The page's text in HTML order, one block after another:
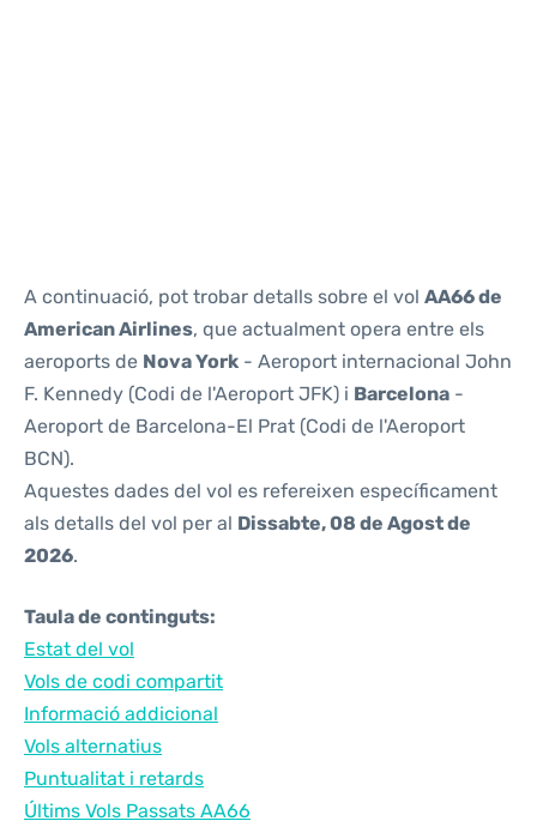
A continuació, pot trobar detalls sobre el vol AA66 de
American Airlines, que actualment opera entre els
aeroports de Nova York - Aeroport internacional John
F. Kennedy (Codi de l'Aeroport JFK) i Barcelona -
Aeroport de Barcelona-El Prat (Codi de l'Aeroport
BCN).
Aquestes dades del vol es refereixen específicament
als detalls del vol per al Dissabte, 08 de Agost de
2026.
Taula de continguts:
Estat del vol
Vols de codi compartit
Informació addicional
Vols alternatius
Puntualitat i retards
Últims Vols Passats AA66